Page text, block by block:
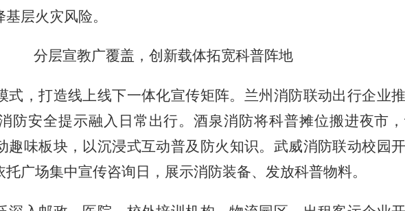
层火灾风险。
分层宣教广覆盖，创新载体拓宽科普阵地
式，打造线上线下一体化宣传矩阵。兰州消防联动出行企业
防安全提示融入日常出行。酒泉消防将科普摊位搬进夜市
趣味板块，以沉浸式互动普及防火知识。武威消防联动校园
广场集中宣传咨询日，展示消防装备、发放科普物料。